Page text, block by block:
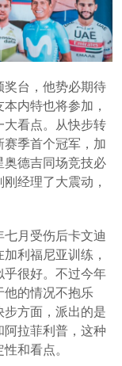
奖台，他势必期待
内特也将参加，
看点。
从快步转
季首个冠军，加
奥德吉同场竞技必
经理了大震动，
月受伤后卡文迪
利福尼亚训练，
乎很好。不过今年
他的情况不抱乐
步方面，派出的是
拉菲利普，这种
和看点。